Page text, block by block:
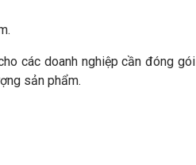
các doanh nghiệp cần đóng gói
sản phẩm.